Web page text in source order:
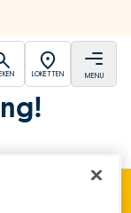
openLOKETTEN MENU